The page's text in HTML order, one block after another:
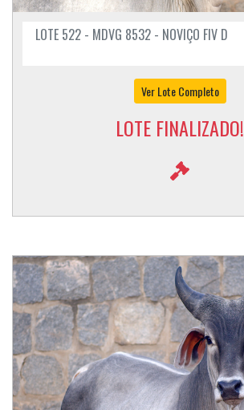
LOTE 522 - MDVG 8532 - NOVIÇO FIV D
Ver Lote Completo
LOTE FINALIZADO!